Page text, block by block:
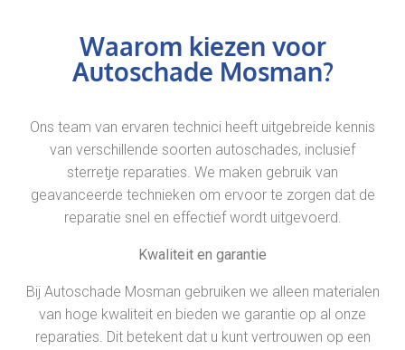
Waarom kiezen voor
Autoschade Mosman?
Ons team van ervaren technici heeft uitgebreide kennis
van verschillende soorten autoschades, inclusief
sterretje reparaties. We maken gebruik van
geavanceerde technieken om ervoor te zorgen dat de
reparatie snel en effectief wordt uitgevoerd.
Kwaliteit en garantie
Bij Autoschade Mosman gebruiken we alleen materialen
van hoge kwaliteit en bieden we garantie op al onze
reparaties. Dit betekent dat u kunt vertrouwen op een